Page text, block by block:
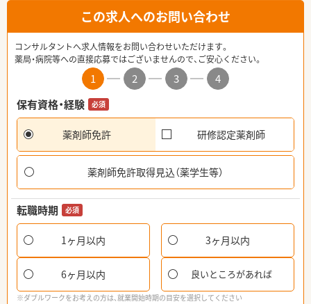
この求人へのお問い合わせ
コンサルタントへ求人情報をお問い合わせいただけます。
薬局・病院等への直接応募ではございませんので、ご安心ください。
1 2 3
4
保有資格・経験
必須
薬剤師免許 研修認定薬剤師
薬剤師免許取得見込（薬学生等）
転職時期 必須
1ヶ月以内 3ヶ月以内
6ヶ月以内 良いところがあれば
※ダブルワークをお考えの方は、就業開始時期の目安を選択してください